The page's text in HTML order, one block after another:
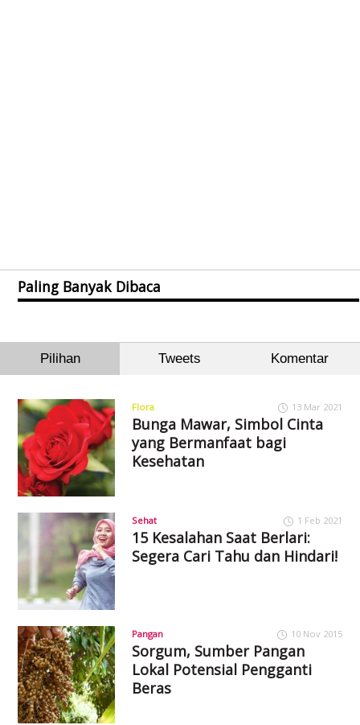
Paling Banyak Dibaca
Pilihan Tweets Komentar
Flora 13 Mar 2021
Bunga Mawar, Simbol Cinta
yang Bermanfaat bagi
Kesehatan
Sehat 1 Feb 2021
15 Kesalahan Saat Berlari:
Segera Cari Tahu dan Hindari!
Pangan 10 Nov 2015
Sorgum, Sumber Pangan
Lokal Potensial Pengganti
Beras